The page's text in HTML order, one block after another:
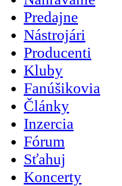
Predajne
Nástrojári
Producenti
Kluby
Fanúšikovia
Články
Inzercia
Fórum
Sťahuj
Koncerty